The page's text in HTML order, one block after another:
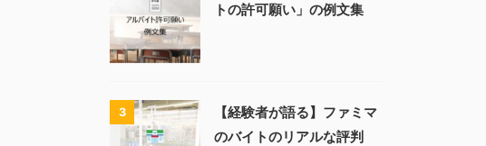
トの許可願い」の例文集
3
【経験者が語る】ファミマ
のバイトのリアルな評判